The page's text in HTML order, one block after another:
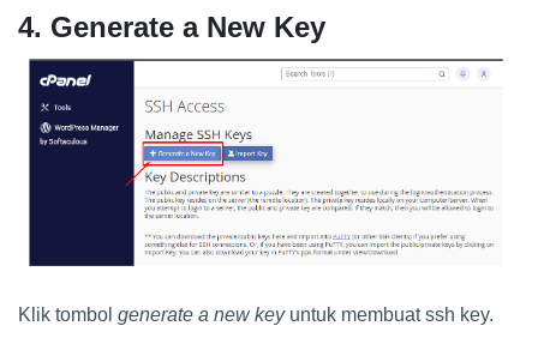
4. Generate a New Key
Klik tombol generate a new key untuk membuat ssh key.